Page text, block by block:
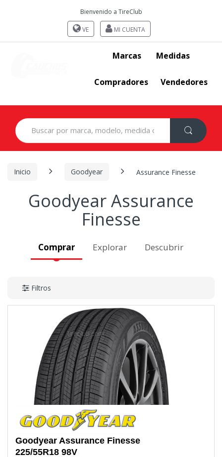
Bienvenido a TireClub
VE MI CUENTA
Marcas Medidas
Compradores Vendedores
Search
for:
Inicio Goodyear Assurance Finesse
Goodyear Assurance
Finesse
Comprar Explorar Descubrir
Filtros
Goodyear Assurance Finesse
225/55R18 98V